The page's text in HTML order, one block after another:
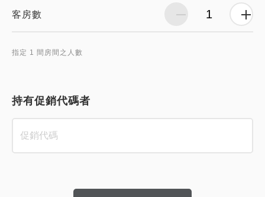
客房數
指定 1 間房間之人數
持有促銷代碼者